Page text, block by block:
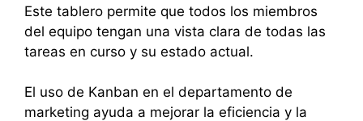
Este tablero permite que todos los miembros
del equipo tengan una vista clara de todas las
tareas en curso y su estado actual.
El uso de Kanban en el departamento de
marketing ayuda a mejorar la eficiencia y la